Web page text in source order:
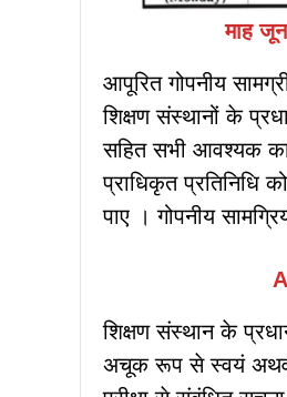
माह
आपूरित गोपनीय
शिक्षण संस्थानों के
सहित सभी आवश्यक
प्राधिकृत प्रतिनिधि
पाए । गोपनीय
शिक्षण संस्थान के
अचूक रूप से स्वयं अथवा